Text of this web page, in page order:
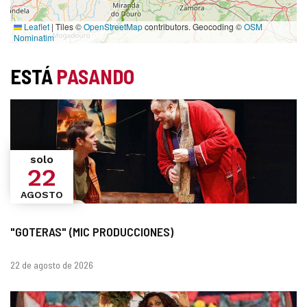
Leaflet | Tiles ©OpenStreetMapcontributors. Geocoding ©OSM
Nominatim
ESTÁPASANDO
"GOTERAS" (MIC PRODUCCIONES)
solo
22
AGOSTO
Fechas
22 de agosto de 2026